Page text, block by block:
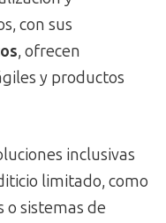
con sus
, ofrecen
y productos
inclusivas
limitado, como
o sistemas de